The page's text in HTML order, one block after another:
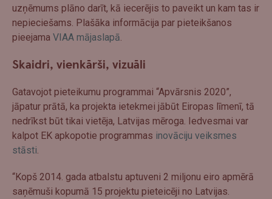
uzņēmums plāno darīt, kā iecerējis to paveikt un kam tas ir
nepieciešams. Plašāka informācija par pieteikšanos
pieejama VIAA mājaslapā.
Skaidri, vienkārši, vizuāli
Gatavojot pieteikumu programmai “Apvārsnis 2020”,
jāpatur prātā, ka projekta ietekmei jābūt Eiropas līmenī, tā
nedrīkst būt tikai vietēja, Latvijas mēroga. Iedvesmai var
kalpot EK apkopotie programmas inovāciju veiksmes
stāsti.
“Kopš 2014. gada atbalstu aptuveni 2 miljonu eiro apmērā
saņēmuši kopumā 15 projektu pieteicēji no Latvijas.